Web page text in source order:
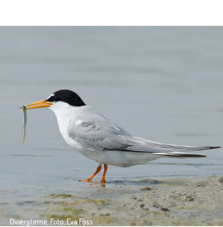
Dværgterne. Foto: Eva Foss